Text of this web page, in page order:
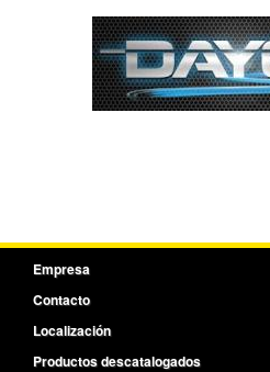
Empresa
Contacto
Localización
Productos descatalogados